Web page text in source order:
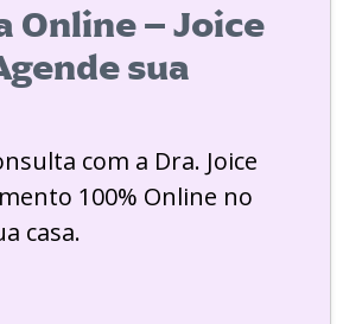
Online – Joice
sua
com a Dra. Joice
100% Online no
casa.